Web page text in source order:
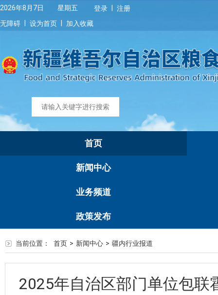
2026年8月7日 星期五 登录
注册
无障碍
设为首页 加入收藏
首页
新闻中心
业务频道
政策发布
当前位置： 首页 > 新闻中心 > 疆内行业报道
2025年自治区部门单位包联